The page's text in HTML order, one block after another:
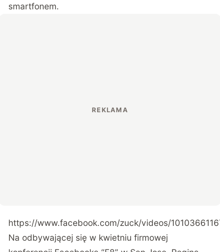
smartfonem.
https://www.facebook.com/zuck/videos/
Na odbywającej się w kwietniu firmowej